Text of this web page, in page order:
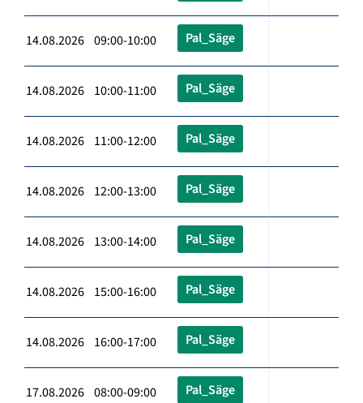
14.08.2026 09:00-10:00 Pal_Säge
14.08.2026 10:00-11:00 Pal_Säge
14.08.2026 11:00-12:00 Pal_Säge
14.08.2026 12:00-13:00 Pal_Säge
14.08.2026 13:00-14:00 Pal_Säge
14.08.2026 15:00-16:00 Pal_Säge
14.08.2026 16:00-17:00 Pal_Säge
17.08.2026 08:00-09:00 Pal_Säge